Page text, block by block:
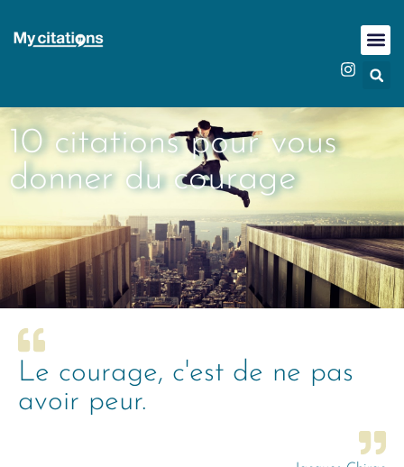
10 citations pour vous
donner du courage
Le courage, c'est de ne pas
avoir peur.